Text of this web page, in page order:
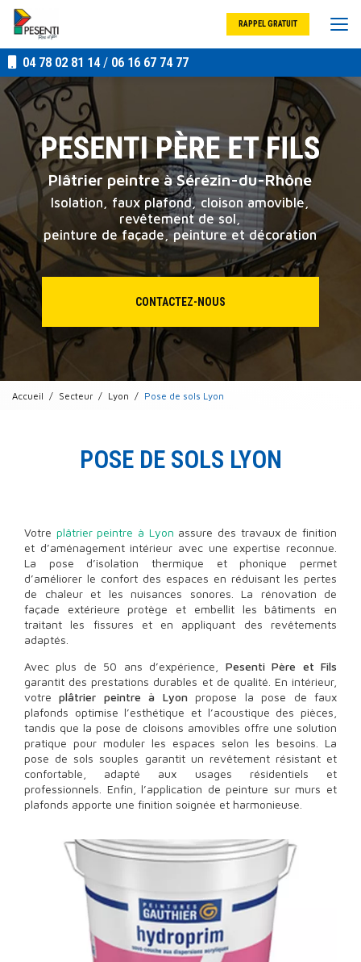
Aller
contenu
principal
04 78 02 81 14/ 06 16 67 74 77
RAPPEL GRATUIT
Plâtrier peintre à Sérézin-du-Rhône
Isolation, faux plafond, cloison amovible,
revêtement de sol,
peinture de façade, peinture et décoration
CONTACTEZ-NOUS
Accueil Secteur Lyon Pose de sols Lyon
POSE DE SOLS LYON
Votre plâtrier peintre à Lyon assure des travaux de finition
et d’aménagement intérieur avec une expertise reconnue.
La pose d’isolation thermique et phonique permet
d’améliorer le confort des espaces en réduisant les pertes
de chaleur et les nuisances sonores. La rénovation de
façade extérieure protège et embellit les bâtiments en
traitant les fissures et en appliquant des revêtements
adaptés.
Avec plus de 50 ans d’expérience, Pesenti Père et Fils
garantit des prestations durables et de qualité. En intérieur,
votreplâtrier peintre à Lyonpropose la pose de faux
plafonds optimise l’esthétique et l’acoustique des pièces,
tandis que la pose de cloisons amovibles offre une solution
pratique pour moduler les espaces selon les besoins. La
pose de sols souples garantit un revêtement résistant et
confortable, adapté aux usages résidentiels et
professionnels. Enfin, l’application de peinture sur murs et
plafonds apporte une finition soignée et harmonieuse.